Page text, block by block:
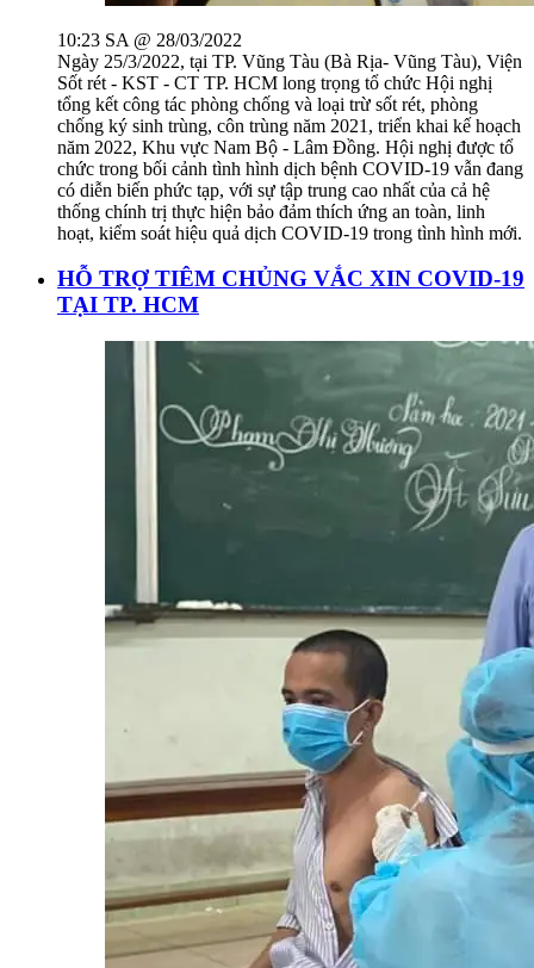
10:23 SA @ 28/03/2022
Ngày 25/3/2022, tại TP. Vũng Tàu (Bà Rịa- Vũng Tàu), Viện
Sốt rét - KST - CT TP. HCM long trọng tổ chức Hội nghị
tổng kết công tác phòng chống và loại trừ sốt rét, phòng
chống ký sinh trùng, côn trùng năm 2021, triển khai kế hoạch
năm 2022, Khu vực Nam Bộ - Lâm Đồng. Hội nghị được tổ
chức trong bối cảnh tình hình dịch bệnh COVID-19 vẫn đang
có diễn biến phức tạp, với sự tập trung cao nhất của cả hệ
thống chính trị thực hiện bảo đảm thích ứng an toàn, linh
hoạt, kiểm soát hiệu quả dịch COVID-19 trong tình hình mới.
HỖ TRỢ TIÊM CHỦNG VẮC XIN COVID-19
TẠI TP. HCM